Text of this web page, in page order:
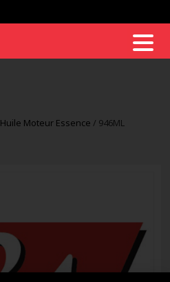
Huile Moteur Essence / 946ML